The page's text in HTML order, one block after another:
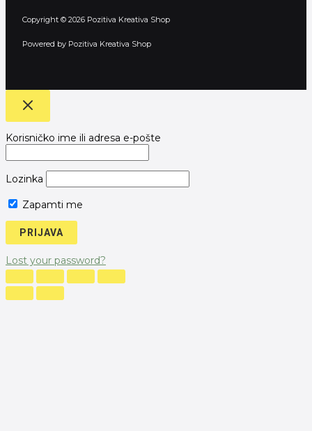
Copyright © 2026 Pozitiva Kreativa Shop
Powered by Pozitiva Kreativa Shop
Korisničko ime ili adresa e-pošte
Lozinka
Zapamti me
Lost your password?